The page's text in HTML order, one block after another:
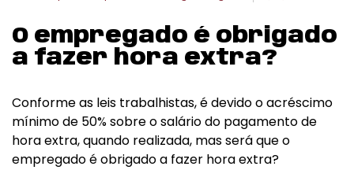
O empregado é obrigado
a fazer hora extra?
Conforme as leis trabalhistas, é devido o acréscimo
mínimo de 50% sobre o salário do pagamento de
hora extra, quando realizada, mas será que o
empregado é obrigado a fazer hora extra?